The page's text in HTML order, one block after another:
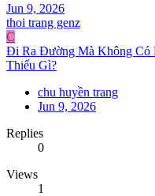
Jun 9, 2026
thoi trang genz
C
Đi Ra Đường Mà Không Có
Thiếu Gì?
chu huyền trang
Jun 9, 2026
Replies
0
Views
1